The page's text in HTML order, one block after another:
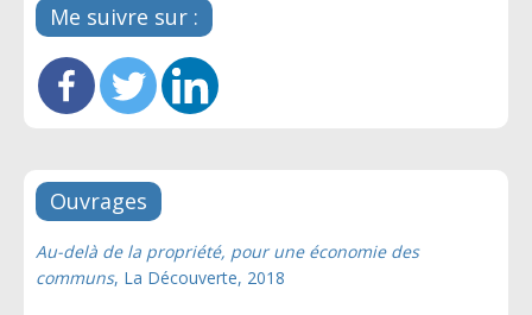
Me suivre sur :
Ouvrages
Au-delà de la propriété, pour une économie des
communs, La Découverte, 2018